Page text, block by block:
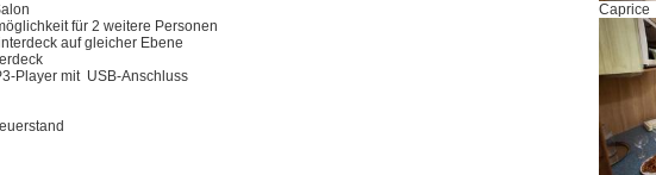
für 2 weitere Personen
auf gleicher Ebene
Player mit USB-Anschluss
Caprice